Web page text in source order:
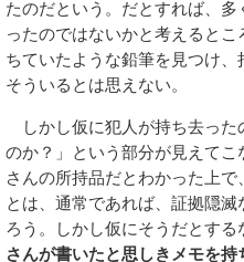
たのだという。だとすれば、
ったのではないかと考えると
ちていたような鉛筆を見つけ
そういるとは思えない。
しかし仮に犯人が持ち去った
のか？」という部分が見えて
さんの所持品だとわかった上
とは、通常であれば、証拠隠
ろう。しかし仮にそうだとする
さんが書いたと思しきメモを